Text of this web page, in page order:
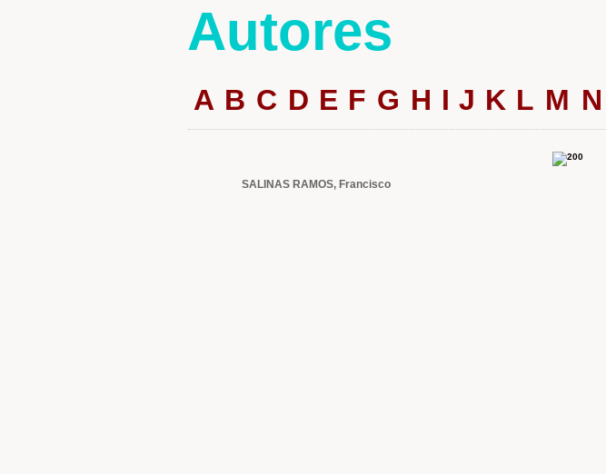
Autores
A B C D E F G H I J K L M N
SALINAS RAMOS, Francisco